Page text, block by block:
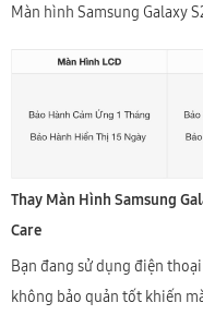
Màn hình Samsung Galaxy
Thay Màn Hình Samsung
Care
Bạn đang sử dụng điện
không bảo quản tốt khiến